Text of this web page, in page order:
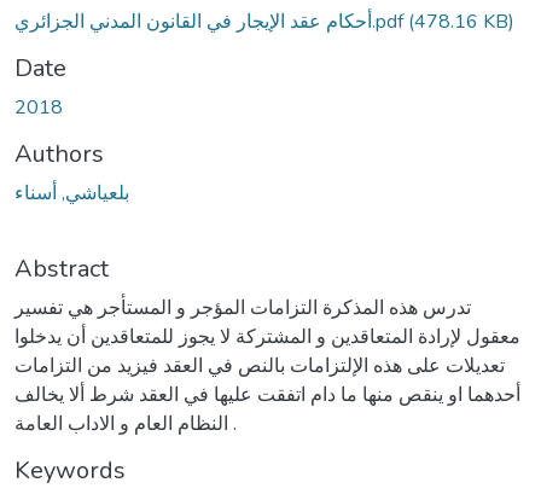
أحكام عقد الإيجار في القانون المدني الجزائري.pdf(478.16 KB)
Date
2018
Authors
بلعياشي, أسناء
Abstract
تدرس هذه المذكرة التزامات المؤجر و المستأجر هي تفسير
معقول لإرادة المتعاقدين و المشتركة لا يجوز للمتعاقدين أن يدخلوا
تعديلات على هذه الإلتزامات بالنص في العقد فيزيد من التزامات
أحدهما او ينقص منها ما دام اتفقت عليها في العقد شرط ألا يخالف
النظام العام و الاداب العامة .
Keywords